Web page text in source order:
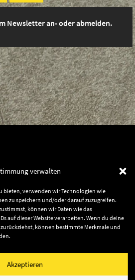
verwalten
bieten, verwenden wir Technologien wie
zu speichern und/oder darauf zuzugreifen.
können wir Daten wie das
auf dieser Website verarbeiten. Wenn du deine
können bestimmte Merkmale und
Akzeptieren
Newsletter an- oder abmelden.
Contact Us
Dates
Shop